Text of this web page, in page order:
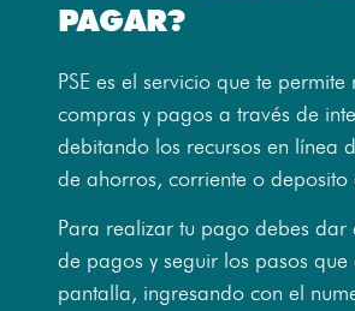
PAGAR?
PSE es el servicio que te permite
compras y pagos a través de
debitando los recursos en línea
de ahorros, corriente o deposito
Para realizar tu pago debes dar
de pagos y seguir los pasos que
pantalla, ingresando con el